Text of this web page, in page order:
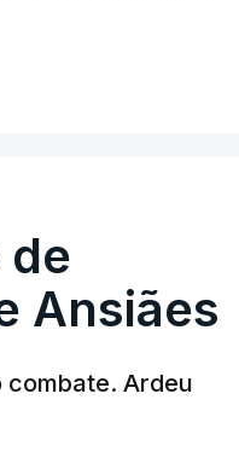
Ansiães
combate. Ardeu